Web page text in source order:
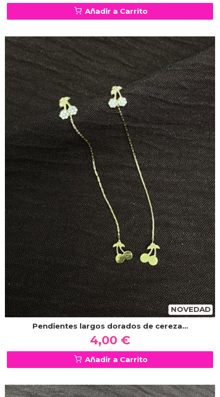
Añadir a Carrito
NOVEDAD
Pendientes largos dorados de cereza...
4,00 €
Añadir a Carrito